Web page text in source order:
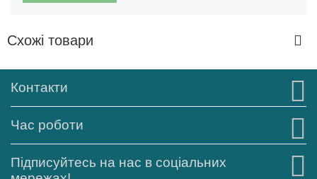
Схожі товари
Контакти
Час роботи
Підписуйтесь на нас в соціальних